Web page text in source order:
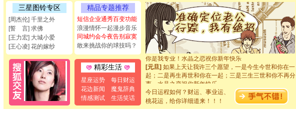
三星图铃专区
[周杰伦] 千里之外
[誓 言] 求佛
[王力宏] 大城小爱
[王心凌] 花的嫁纱
精品专题推荐
短信企业通秀百变功能
浪漫情怀一起漫步音乐
同城约会今夜告别寂寞
敢来挑战你的球技吗？
精彩生活
星座运势
每日财运
花边新闻
魔鬼辞典
情感测试
生活笑话
能正大光明地骚扰你,告诉你,圣诞要快乐!新年要快乐!天天
都要快乐噢!
[圣诞节]奉上一颗祝福的心,在这个特别的日子里,愿幸福,
如意,快乐,鲜花,一切美好的祝愿与你同在.圣诞快乐!
[元旦]看到你我会触电；看不到你我要充电；没有你我会
断电。爱你是我职业，想你是我事业，抱你是我特长，吻
你是我专业！水晶之恋祝你新年快乐
[元旦]如果上天让我许三个愿望，一是今生今世和你在一
起；二是再生再世和你在一起；三是三生三世和你不再分
离。水晶之恋祝你新年快乐
[元旦]当我狠下心扭头离去那一刻，你在我身后无助地哭
泣，这痛楚让我明白我多么爱你。我转身抱住你：这猪不
卖了。水晶之恋祝你新年快乐。
今日运程如何？财运、事业运、
桃花运，给你详细道来！！！